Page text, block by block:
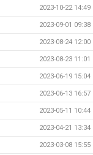
2023-10-22 14:49
2023-09-01 09:38
2023-08-24 12:00
2023-08-23 11:01
2023-06-19 15:04
2023-06-13 16:57
2023-05-11 10:44
2023-04-21 13:34
2023-03-08 15:55